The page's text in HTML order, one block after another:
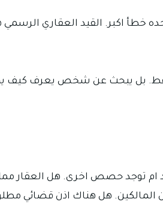
خطأ اكبر. القيد العقاري
بل يبحث عن شخص يعرف كيف
ام توجد حصص اخرى. هل العقار
هل هناك اذن قضائي